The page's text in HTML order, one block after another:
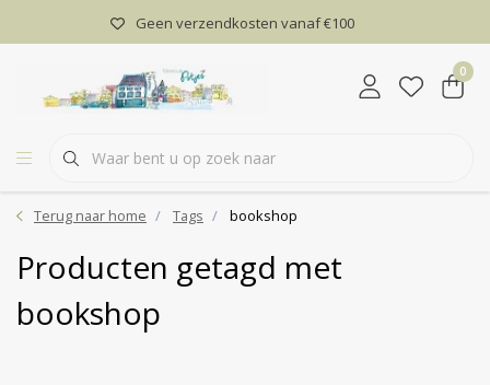
Geen verzendkosten vanaf €100
0
Terug naar home Tags bookshop
Producten getagd met
bookshop